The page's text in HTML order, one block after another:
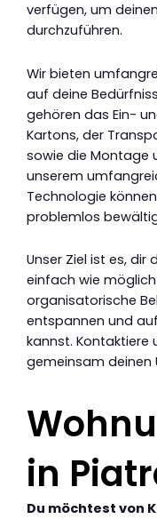
verfügen, um
durchzuführen.
Wir bieten
auf deine
gehören das Ein-
Kartons, der
sowie die Montage
unserem
Technologie
problemlos
Unser Ziel ist es, dir
einfach wie
organisatorische
entspannen und
kannst. Kontaktiere
gemeinsam deinen
in
Du möchtest von